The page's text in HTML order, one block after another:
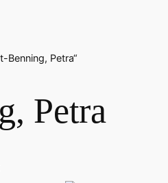
Benning, Petra“
Petra